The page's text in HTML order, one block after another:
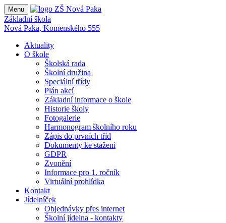
Menu
Základní škola
Nová Paka, Komenského 555
Aktuality
O škole
Školská rada
Školní družina
Speciální třídy
Plán akcí
Základní informace o škole
Historie školy
Fotogalerie
Harmonogram školního roku
Zápis do prvních tříd
Dokumenty ke stažení
GDPR
Zvonění
Informace pro 1. ročník
Virtuální prohlídka
Kontakt
Jídelníček
Objednávky přes internet
Školní jídelna - kontakty